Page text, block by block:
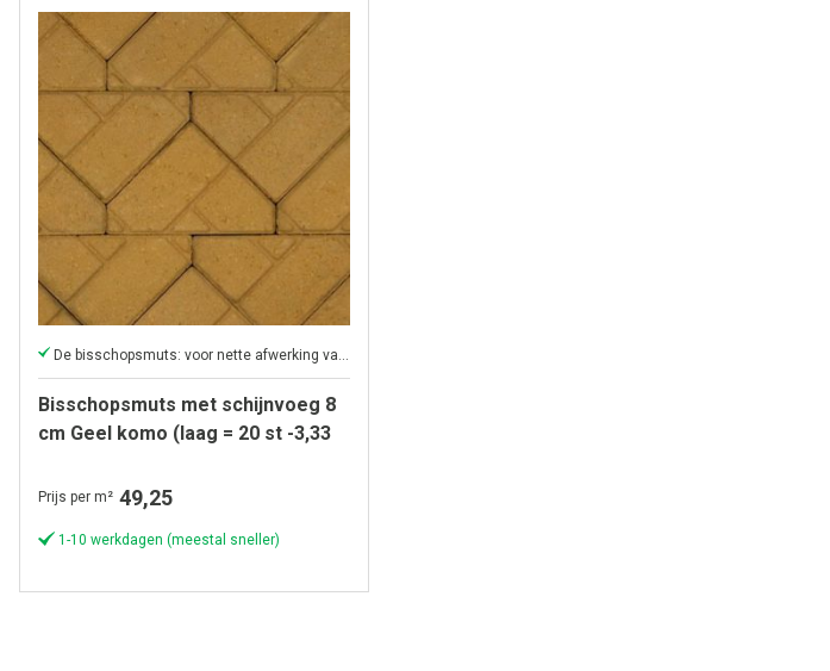
De bisschopsmuts: voor nette afwerking van grote oppervlakken
Bisschopsmuts met schijnvoeg 8
cm Geel komo (laag = 20 st -3,33
Prijs per m² 49,25
1-10 werkdagen (meestal sneller)